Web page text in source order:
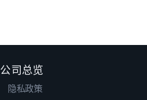
公司总览
隐私政策